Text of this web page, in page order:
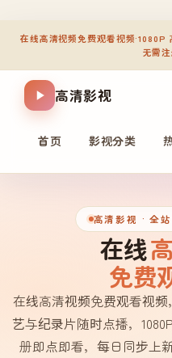
在线高清视频免费观看视频·1080P
无需
高清影视
首页 影视分类
高清影视 · 全
在线
免费
在线高清视频免费观看视
艺与纪录片随时点播，
册即点即看，每日同步上